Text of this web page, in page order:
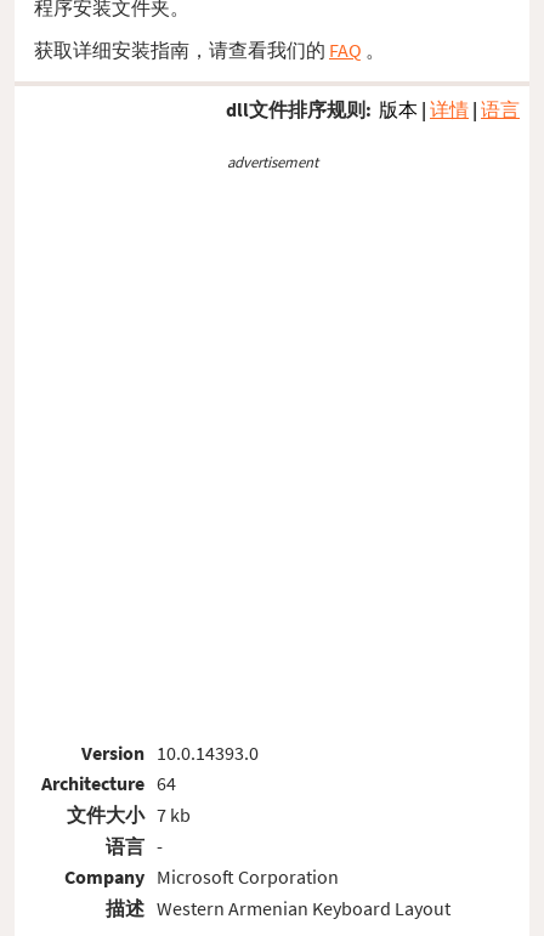
程序安装文件夹。
获取详细安装指南，请查看我们的 FAQ 。
dll文件排序规则: 版本 | 详情 | 语言
advertisement
Version
Architecture
文件大小
语言
Company
描述
10.0.14393.0
64
7 kb
-
Microsoft Corporation
Western Armenian Keyboard Layout